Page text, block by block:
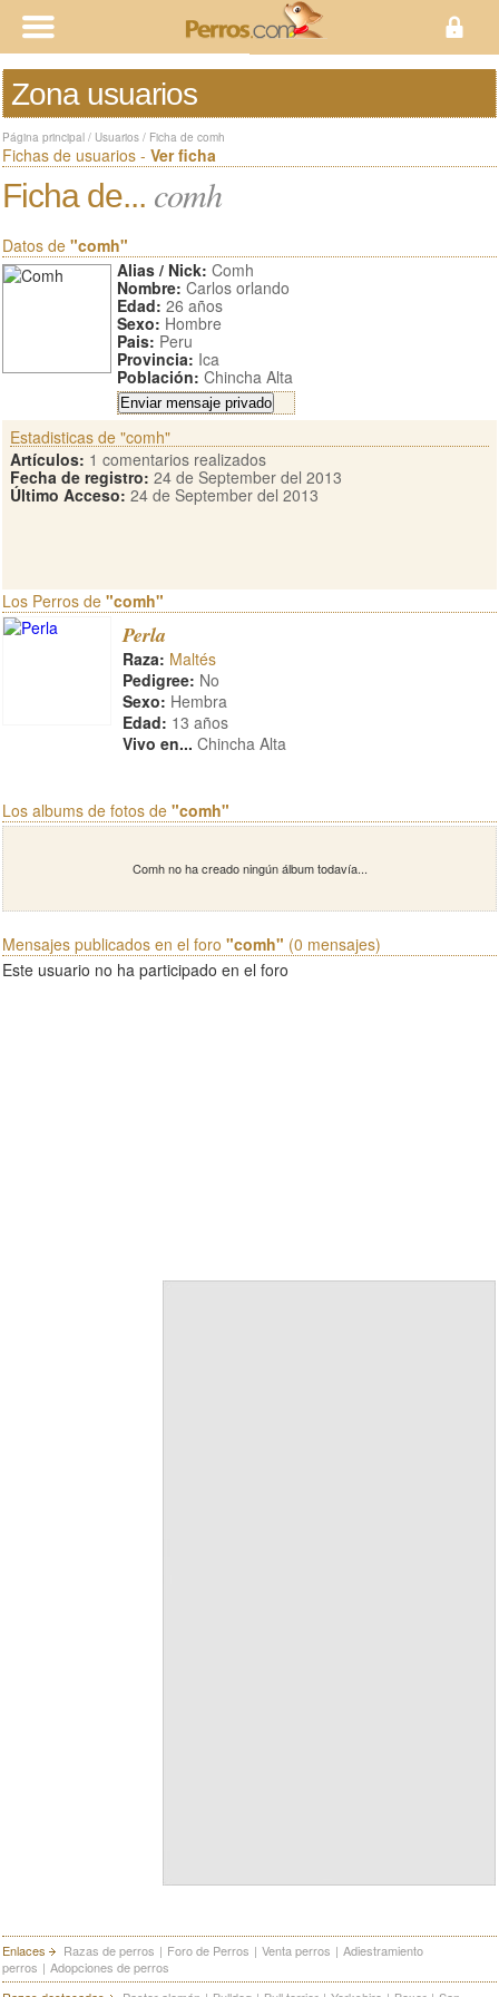
Zona usuarios
Página principal / Usuarios / Ficha de comh
Fichas de usuarios - Ver ficha
Ficha de... comh
Datos de "comh"
Alias / Nick: Comh
Nombre: Carlos orlando
Edad: 26 años
Sexo: Hombre
Pais: Peru
Provincia: Ica
Población: Chincha Alta
Estadisticas de "comh"
Artículos: 1 comentarios realizados
Fecha de registro: 24 de September del 2013
Último Acceso: 24 de September del 2013
Los Perros de "comh"
Perla
Raza: Maltés
Pedigree: No
Sexo: Hembra
Edad: 13 años
Vivo en... Chincha Alta
Los albums de fotos de "comh"
Comh no ha creado ningún álbum todavía...
Mensajes publicados en el foro "comh" (0 mensajes)
Este usuario no ha participado en el foro
Enlaces Razas de perros | Foro de Perros | Venta perros | Adiestramiento
perros | Adopciones de perros